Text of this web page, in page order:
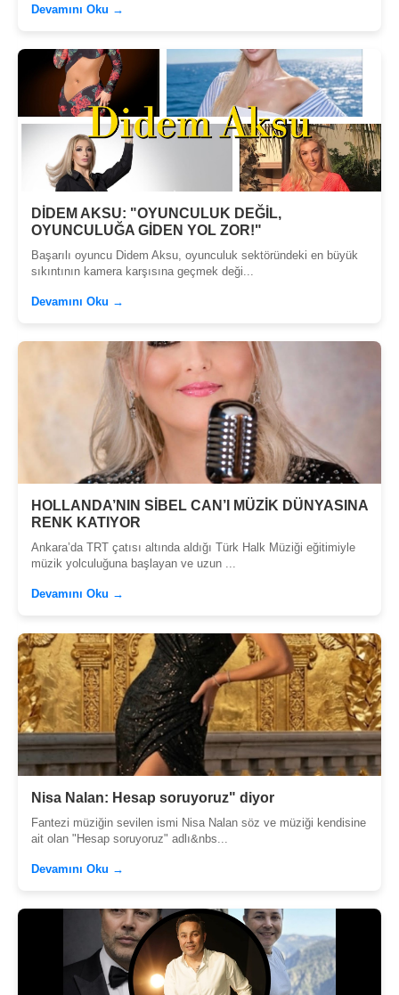
Devamını Oku →
DİDEM AKSU: "OYUNCULUK DEĞİL,
OYUNCULUĞA GİDEN YOL ZOR!"
Başarılı oyuncu Didem Aksu, oyunculuk sektöründeki en büyük
sıkıntının kamera karşısına geçmek deği...
Devamını Oku →
HOLLANDA’NIN SİBEL CAN’I MÜZİK DÜNYASINA
RENK KATIYOR
Ankara’da TRT çatısı altında aldığı Türk Halk Müziği eğitimiyle
müzik yolculuğuna başlayan ve uzun ...
Devamını Oku →
Nisa Nalan: Hesap soruyoruz" diyor
Fantezi müziğin sevilen ismi Nisa Nalan söz ve müziği kendisine
ait olan "Hesap soruyoruz" adlı&nbs...
Devamını Oku →